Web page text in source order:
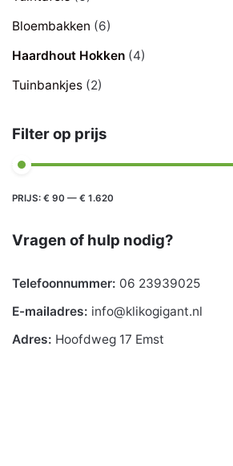
Bloembakken (6)
Haardhout Hokken (4)
Tuinbankjes (2)
Filter op prijs
Min.
Max.
PRIJS: € 90 — € 1.620
Vragen of hulp nodig?
Telefoonnummer: 06 23939025
E-mailadres: info@klikogigant.nl
Adres: Hoofdweg 17 Emst